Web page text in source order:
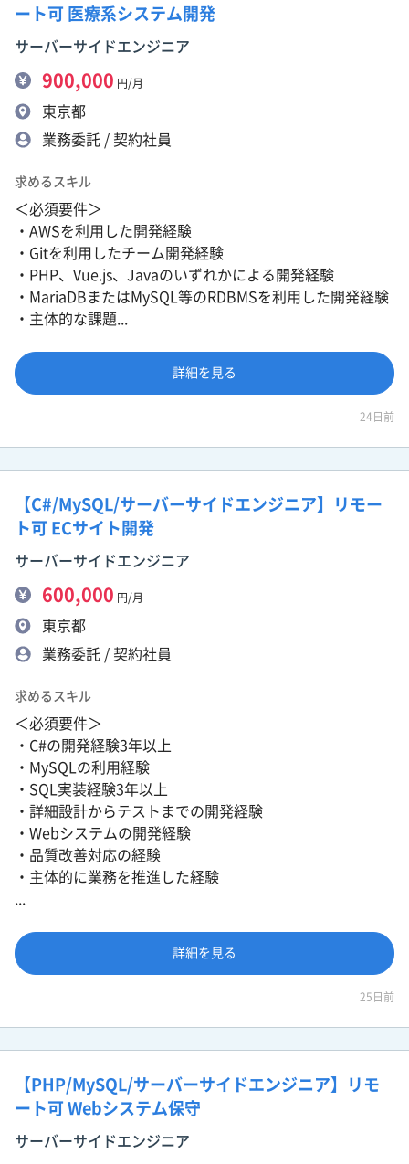
ート可 医療系システム開発
サーバーサイドエンジニア
900,000 円/月
東京都
業務委託 / 契約社員
求めるスキル
＜必須要件＞
・AWSを利用した開発経験
・Gitを利用したチーム開発経験
・PHP、Vue.js、Javaのいずれかによる開発経験
・MariaDBまたはMySQL等のRDBMSを利用した開発経験
・主体的な課題...
詳細を見る
24日前
【C#/MySQL/サーバーサイドエンジニア】リモー
ト可 ECサイト開発
サーバーサイドエンジニア
600,000 円/月
東京都
業務委託 / 契約社員
求めるスキル
＜必須要件＞
・C#の開発経験3年以上
・MySQLの利用経験
・SQL実装経験3年以上
・詳細設計からテストまでの開発経験
・Webシステムの開発経験
・品質改善対応の経験
・主体的に業務を推進した経験
詳細を見る
25日前
【PHP/MySQL/サーバーサイドエンジニア】リモ
ート可 Webシステム保守
サーバーサイドエンジニア